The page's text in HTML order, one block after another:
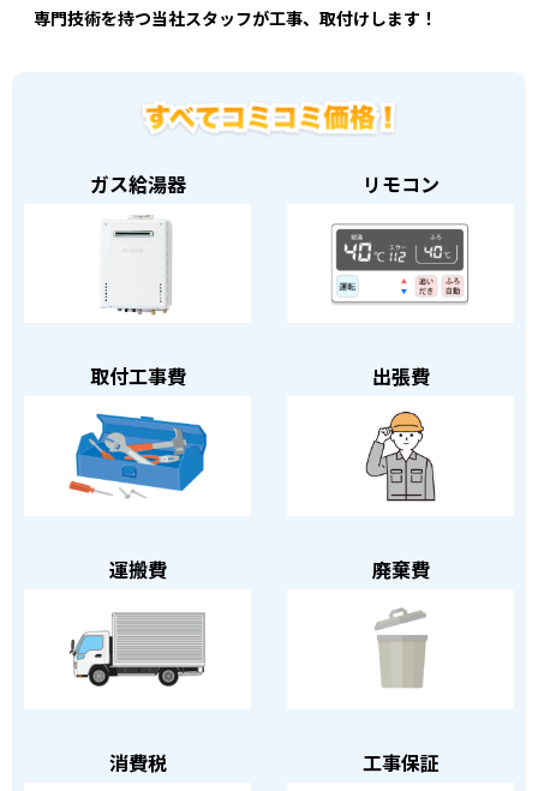
専門技術を持つ当社スタッフが工事、取付けします！
ガス給湯器 リモコン
取付工事費 出張費
運搬費 廃棄費
消費税 工事保証